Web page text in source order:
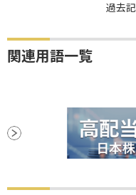
過去
関連用語一覧